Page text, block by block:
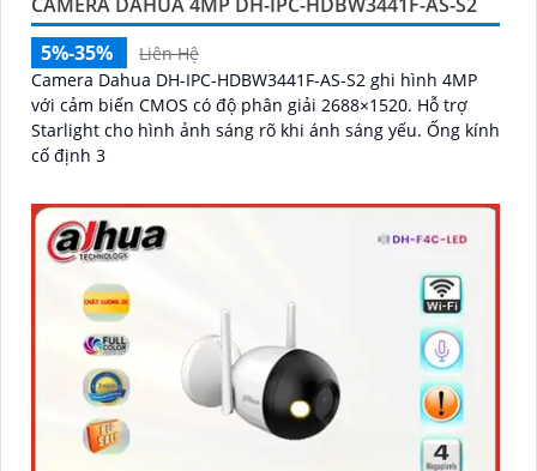
5%-35%
Liên Hệ
Camera Dahua DH-IPC-HDBW3441F-AS-S2 ghi hình 4MP
với cảm biến CMOS có độ phân giải 2688×1520. Hỗ trợ
Starlight cho hình ảnh sáng rõ khi ánh sáng yếu. Ống kính
cố định 3